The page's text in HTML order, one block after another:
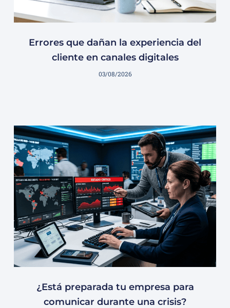
Errores que dañan la experiencia del
cliente en canales digitales
03/08/2026
¿Está preparada tu empresa para
comunicar durante una crisis?